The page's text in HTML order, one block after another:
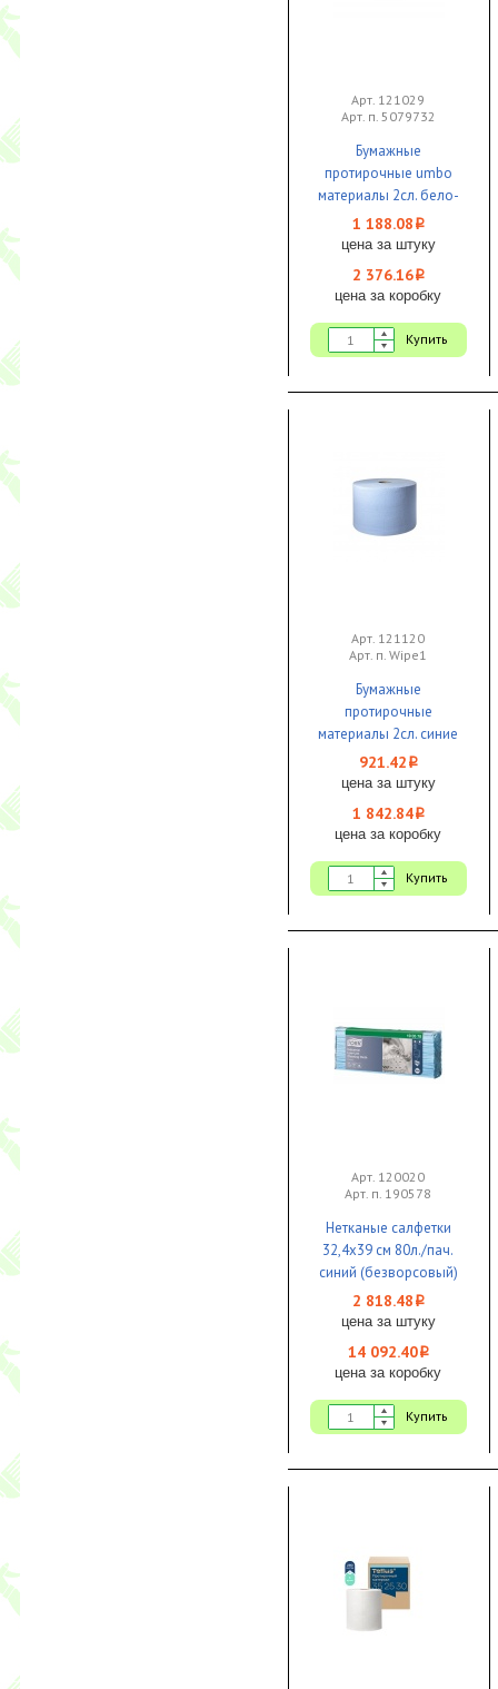
Арт. 121029
Арт. п. 5079732
Бумажные
протирочные umbo
материалы 2сл. бело-
голубые 350м х 33см
1000л. Focus 1/2
1 188.08 i
цена за штуку
2 376.16i
цена за коробку
Купить
Арт. 121120
Арт. п. Wipe1
Бумажные
протирочные
материалы 2сл. синие
350м х 24см 1000л. 1/2
Veiro Professional
921.42 i
цена за штуку
1 842.84i
цена за коробку
Купить
Арт. 120020
Арт. п. 190578
Нетканые салфетки
32,4х39 см 80л./пач.
синий (безворсовый)
1/5 Tork
2 818.48 i
цена за штуку
14 092.40i
цена за коробку
Купить